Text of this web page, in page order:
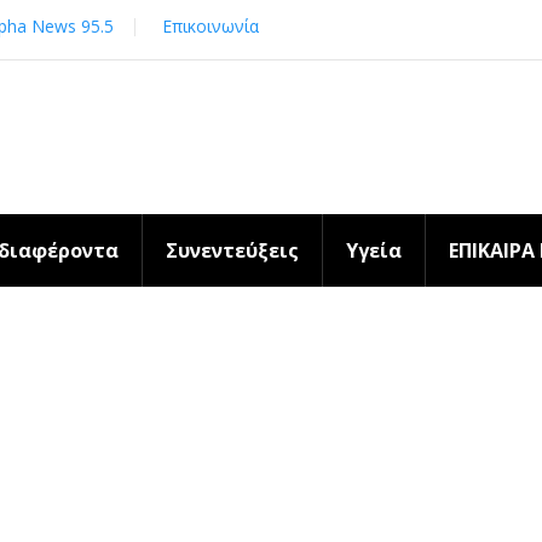
News 95.5 Επικοινωνία
Συνεντεύξεις Υγεία